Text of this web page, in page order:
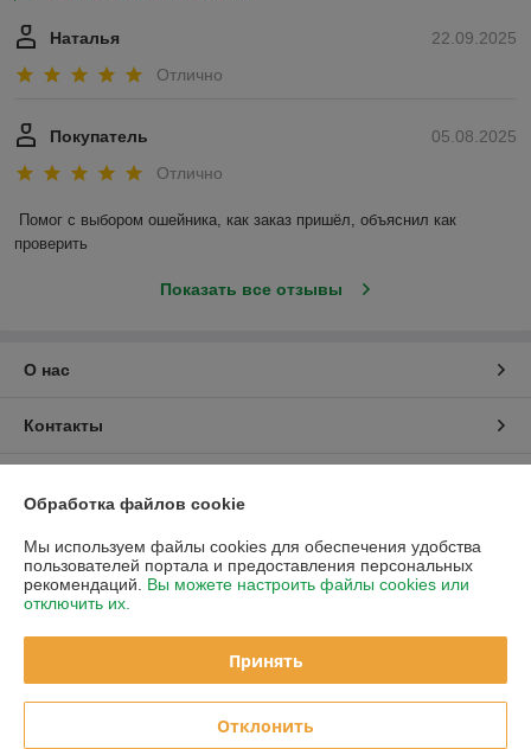
22.09.2025
Наталья
Отлично
05.08.2025
Покупатель
Отлично
Помог с выбором ошейника, как заказ пришёл, объяснил как
проверить
Показать все отзывы
О нас
Контакты
График работы
Полная версия сайта
Сайт создан на платформе Deal.by
Обработка файлов cookie
Мы используем файлы cookies для обеспечения удобства
пользователей портала и предоставления персональных
рекомендаций. Вы можете настроить файлы cookies или
отключить их.
Принять
Отклонить